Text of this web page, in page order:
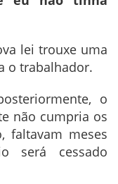
lei trouxe uma
o trabalhador.
o
não cumpria os
faltavam meses
será cessado